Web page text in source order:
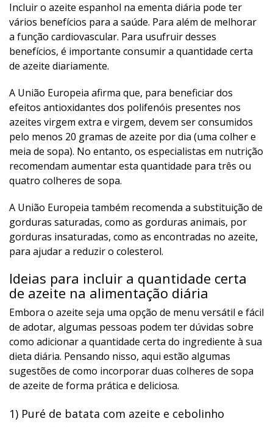
Incluir o azeite espanhol na ementa diária pode ter
vários benefícios para a saúde. Para além de melhorar
a função cardiovascular. Para usufruir desses
benefícios, é importante consumir a quantidade certa
de azeite diariamente.
A União Europeia afirma que, para beneficiar dos
efeitos antioxidantes dos polifenóis presentes nos
azeites virgem extra e virgem, devem ser consumidos
pelo menos 20 gramas de azeite por dia (uma colher e
meia de sopa). No entanto, os especialistas em nutrição
recomendam aumentar esta quantidade para três ou
quatro colheres de sopa.
A União Europeia também recomenda a substituição de
gorduras saturadas, como as gorduras animais, por
gorduras insaturadas, como as encontradas no azeite,
para ajudar a reduzir o colesterol.
Ideias para incluir a quantidade certa
de azeite na alimentação diária
Embora o azeite seja uma opção de menu versátil e fácil
de adotar, algumas pessoas podem ter dúvidas sobre
como adicionar a quantidade certa do ingrediente à sua
dieta diária. Pensando nisso, aqui estão algumas
sugestões de como incorporar duas colheres de sopa
de azeite de forma prática e deliciosa.
1) Puré de batata com azeite e cebolinho